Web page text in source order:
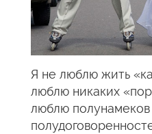
Я не люблю жить
люблю никаких
люблю полунамеков